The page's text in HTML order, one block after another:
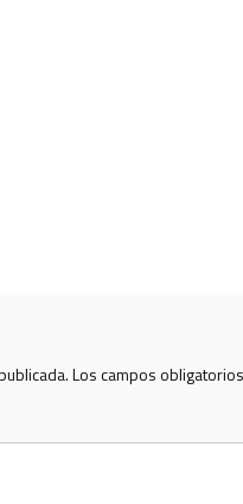
Los campos